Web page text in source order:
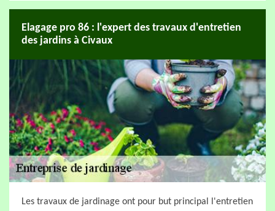
Elagage pro 86 : l'expert des travaux d'entretien
des jardins à Civaux
Les travaux de jardinage ont pour but principal l'entretien